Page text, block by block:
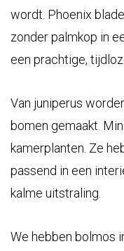
wordt. Phoenix
zonder palmkop in
een prachtige,
Van juniperus
bomen gemaakt.
kamerplanten. Ze
passend in een
kalme uitstraling.
We hebben bolmos